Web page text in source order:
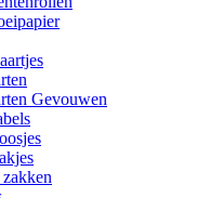
Gevouwen